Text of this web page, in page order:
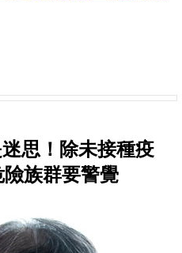
思！除未接種疫
族群要警覺